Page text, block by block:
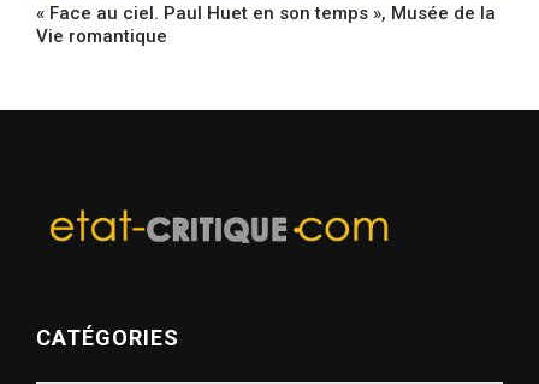
« Face au ciel. Paul Huet en son temps », Musée de la
Vie romantique
CATÉGORIES